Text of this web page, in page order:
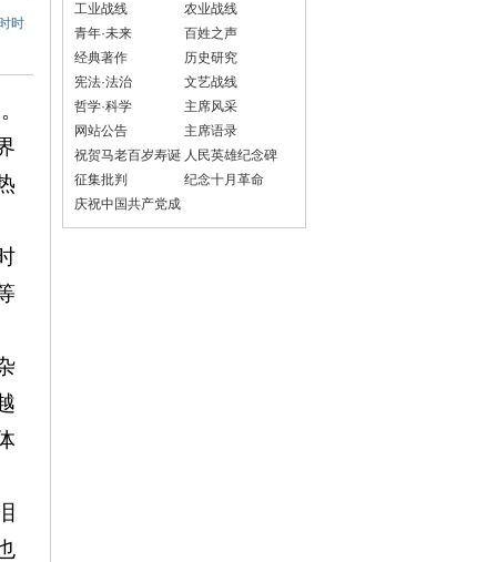
时
工业战线
农业战线
青年·未来
百姓之声
经典著作
历史研究
宪法·法治
文艺战线
哲学·科学
主席风采
网站公告
主席语录
祝贺马老百岁寿诞 人民英雄纪念碑
征集批判
纪念十月革命
庆祝中国共产党成
立100周年